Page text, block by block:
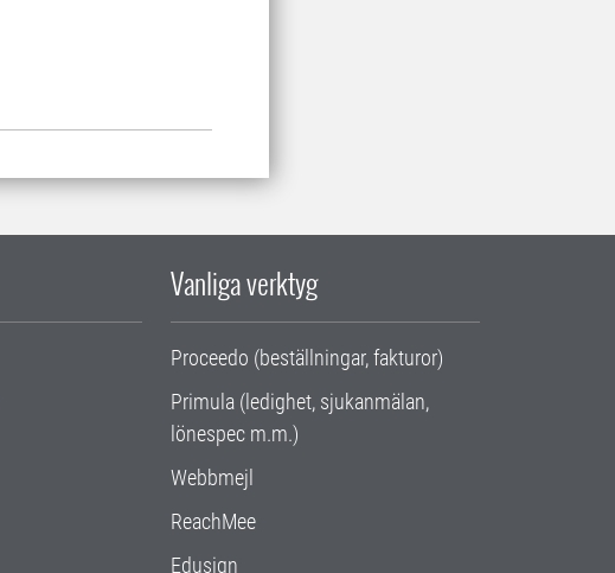
Vanliga verktyg
Proceedo (beställningar, fakturor)
Primula (ledighet, sjukanmälan,
lönespec m.m.)
Webbmejl
ReachMee
Edusign